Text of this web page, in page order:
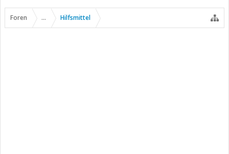
Foren ... Hilfsmittel